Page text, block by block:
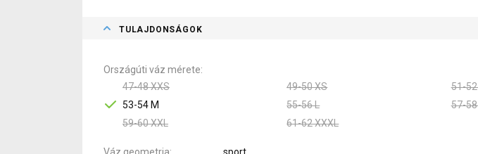
TULAJDONSÁGOK
Országúti váz mérete
47-48 XXS
49-50 XS
51-52
53-54 M
55-56 L
57-58
59-60 XXL
61-62 XXXL
Váz geometria
sport